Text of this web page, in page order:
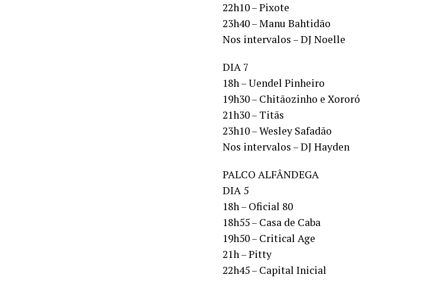
22h10 – Pixote
23h40 – Manu Bahtidão
Nos intervalos – DJ Noelle
DIA 7
18h – Uendel Pinheiro
19h30 – Chitãozinho e Xororó
21h30 – Titãs
23h10 – Wesley Safadão
Nos intervalos – DJ Hayden
PALCO ALFÂNDEGA
DIA 5
18h – Oficial 80
18h55 – Casa de Caba
19h50 – Critical Age
21h – Pitty
22h45 – Capital Inicial